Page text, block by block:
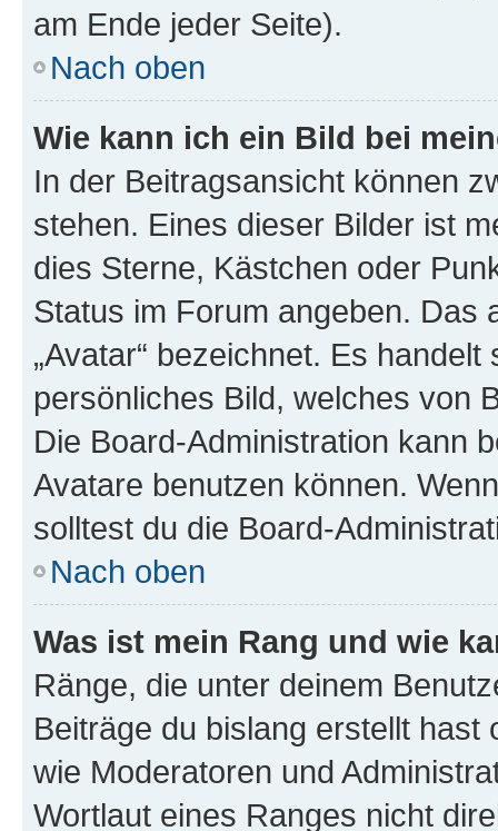
am Ende jeder Seite).
Nach oben
Wie kann ich ein Bild bei
In der Beitragsansicht können
stehen. Eines dieser Bilder ist
dies Sterne, Kästchen oder
Status im Forum angeben. Das
„Avatar“ bezeichnet. Es
persönliches Bild, welches von
Die Board-Administration kann
Avatare benutzen können.
solltest du die Board-
Nach oben
Was ist mein Rang und wie
Ränge, die unter deinem
Beiträge du bislang erstellt
wie Moderatoren und
Wortlaut eines Ranges nicht